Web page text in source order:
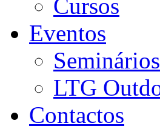
Cursos
Eventos
Seminários
LTG
Contactos